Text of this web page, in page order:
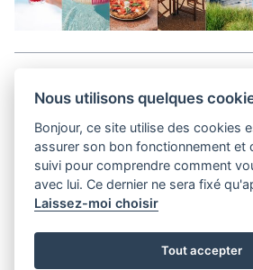
Nous utilisons quelques
Bonjour, ce site utilise des cookies
assurer son bon fonctionnement et
suivi pour comprendre comment
avec lui. Ce dernier ne sera fixé
Laissez-moi choisir
Tout accepter